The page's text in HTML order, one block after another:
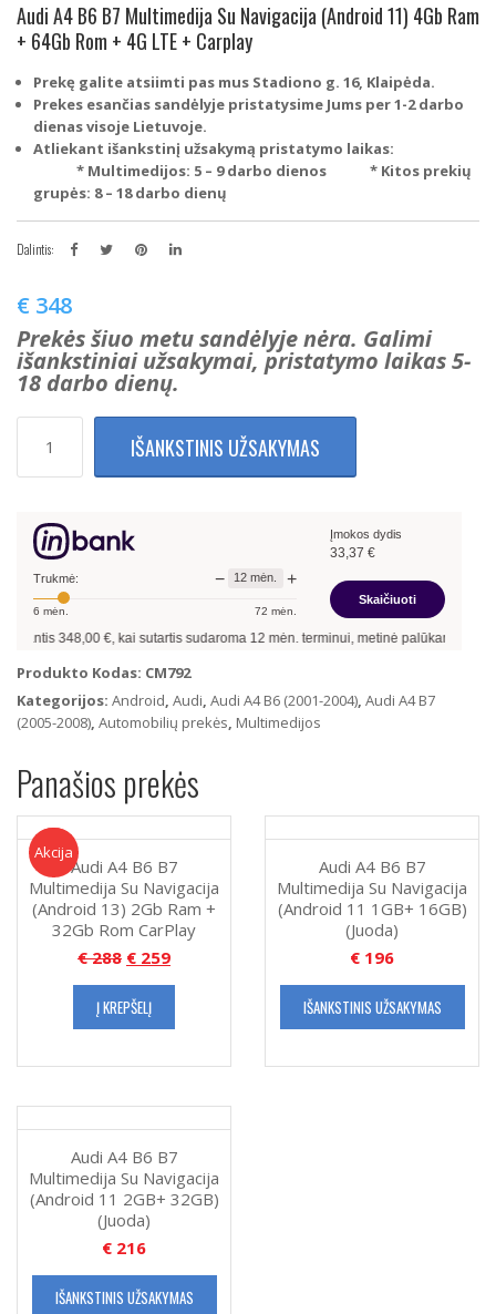
Audi A4 B6 B7 Multimedija Su Navigacija (Android 11) 4Gb Ram
+ 64Gb Rom + 4G LTE + Carplay
Prekę galite atsiimti pas mus Stadiono g. 16, Klaipėda.
Prekes esančias sandėlyje pristatysime Jums per 1-2 darbo
dienas visoje Lietuvoje.
Atliekant išankstinį užsakymą pristatymo laikas:
* Multimedijos: 5 – 9 darbo dienos * Kitos prekių
grupės: 8 – 18 darbo dienų
Dalintis:
€ 348
Prekės šiuo metu sandėlyje nėra. Galimi
išankstiniai užsakymai, pristatymo laikas 5-
18 darbo dienų.
kiekis:
Multimedija
navigacija
11)
4Gb
Ram
+
64Gb
+
4G
Carplay
IŠANKSTINIS UŽSAKYMAS
Trukmė: − 12 mėn. +
6 mėn. 72 mėn.
Įmokos dydis
33,37 €
Skaičiuoti
348,00€, kai sutartis sudaroma12mėn. terminui, metinė palūkanų norma –
Produkto Kodas: CM792
Kategorijos: Android, Audi, Audi A4 B6 (2001-2004), Audi A4 B7
(2005-2008), Automobilių prekės, Multimedijos
Panašios prekės
Akcija
Akcija!
Audi A4 B6 B7
Multimedija Su Navigacija
(Android 13) 2Gb Ram +
32Gb Rom CarPlay
€288 € 259
Į KREPŠELĮ
Audi A4 B6 B7
Multimedija Su Navigacija
(Android 11 1GB+ 16GB)
(Juoda)
€ 196
IŠANKSTINIS UŽSAKYMAS
Audi A4 B6 B7
Multimedija Su Navigacija
(Android 11 2GB+ 32GB)
(Juoda)
€ 216
IŠANKSTINIS UŽSAKYMAS